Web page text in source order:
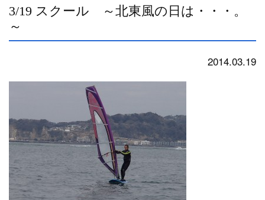
3/19 スクール ～北東風の日は・・・。
～
2014.03.19